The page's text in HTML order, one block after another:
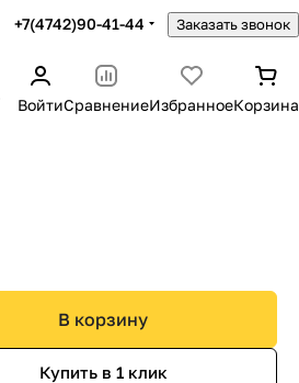
+7(4742)90-41-44 Заказать звонок
ВойтиСравнениеИзбранноеКорзина
В корзину
Купить в 1 клик